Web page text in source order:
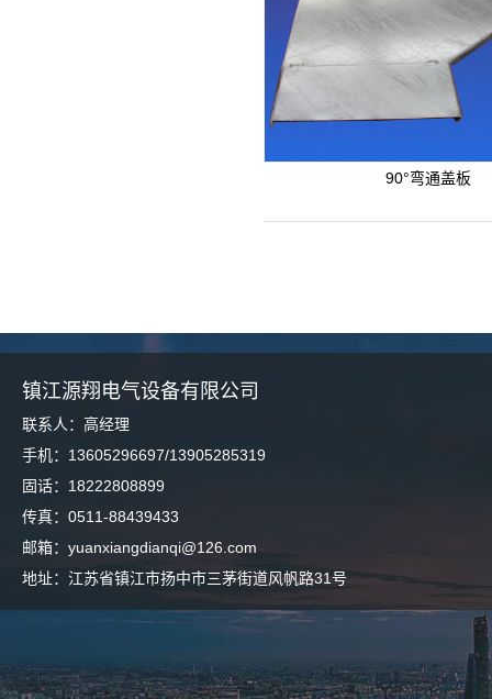
90°弯通盖板
镇江源翔电气设备有限公司
联系人：高经理
手机：13605296697/13905285319
固话：18222808899
传真：0511-88439433
邮箱：yuanxiangdianqi@126.com
地址：江苏省镇江市扬中市三茅街道风帆路31号